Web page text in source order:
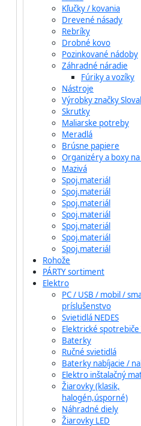
Kľučky / kovania
Drevené násady
Rebríky
Drobné kovo
Pozinkované nádoby
Záhradné náradie
Fúriky a vozíky
Nástroje
Výrobky značky
Skrutky
Maliarske potreby
Meradlá
Brúsne papiere
Organizéry a boxy
Mazivá
Spoj.materiál
Spoj.materiál
Spoj.materiál
Spoj.materiál
Spoj.materiál
Spoj.materiál
Spoj.materiál
Rohože
PÁRTY sortiment
Elektro
PC / USB / mobil /
príslušenstvo
Svietidlá NEDES
Elektrické spotrebiče
Baterky
Ručné svietidlá
Baterky nabíjacie /
Elektro inštalačný
Žiarovky (klasik,
halogén,úsporné)
Náhradné diely
Žiarovky LED